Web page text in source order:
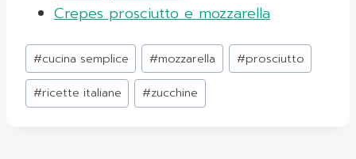
Crepes prosciutto e mozzarella
Tag
articolo:
#cucina semplice #mozzarella #prosciutto
#ricette italiane #zucchine